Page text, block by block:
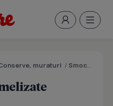
muraturi / Smochine Caramelizate